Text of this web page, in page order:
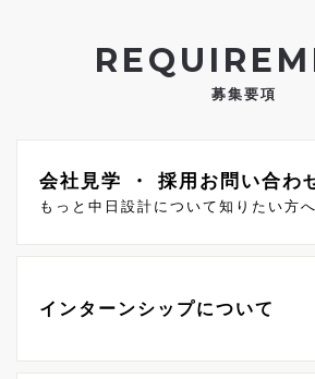
募集要項
会社見学 ・ 採用お問い合わ
もっと中日設計について知りたい方へ
インターンシップについて